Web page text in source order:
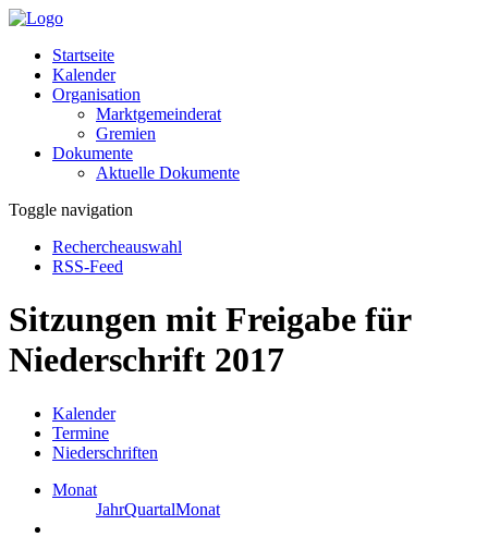
Startseite
Kalender
Organisation
Marktgemeinderat
Gremien
Dokumente
Aktuelle Dokumente
Toggle navigation
Rechercheauswahl
RSS-Feed
Sitzungen mit Freigabe für
Niederschrift 2017
Kalender
Termine
Niederschriften
Monat
JahrQuartalMonat